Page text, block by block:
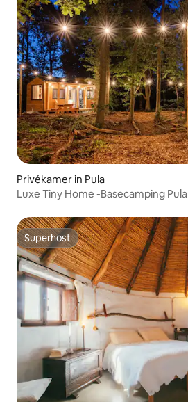
Privékamer in Pula
Luxe Tiny Home -Basecamping Pula
Superhost
Superhost